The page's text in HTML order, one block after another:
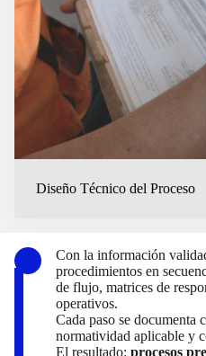
Diseño Técnico del Proceso
Con la información
procedimientos en
de flujo, matrices de
operativos.
Cada paso se documenta
normatividad aplicable y
El resultado: procesos